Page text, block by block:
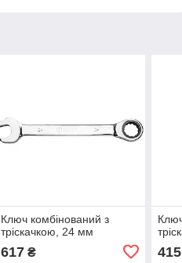
Ключ комбінований з
тріскачкою, 24 мм
617₴ 415